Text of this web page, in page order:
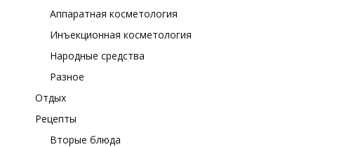
Аппаратная косметология
Инъекционная косметология
Народные средства
Разное
Отдых
Рецепты
Вторые блюда